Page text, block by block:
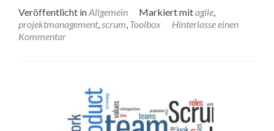
about
Neu:
Veröffentlicht inAllgemein Markiert mitagile,
projektmanagement,scrum, Toolbox
Hinterlasse einen
Kommentar